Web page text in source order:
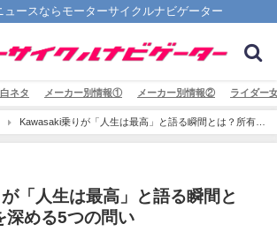
ュースならモーターサイクルナビゲーター
ネタ メーカー別情報① メーカー別情報② ライダー
Kawasaki乗りが「人生は最高」と語る瞬間とは？所有満
「人生は最高」と語る瞬間と
深める5つの問い